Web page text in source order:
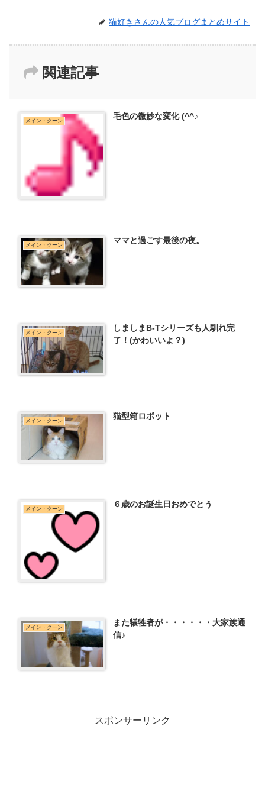
猫好きさんの人気ブログまとめサイト
関連記事
メイン・クーン 毛色の微妙な変化 (^^♪
メイン・クーン ママと過ごす最後の夜。
メイン・クーン
しましまB-Tシリーズも人馴れ完
了！(かわいいよ？)
メイン・クーン 猫型箱ロボット
メイン・クーン ６歳のお誕生日おめでとう
メイン・クーン
また犠牲者が・・・・・・大家族通
信♪
スポンサーリンク